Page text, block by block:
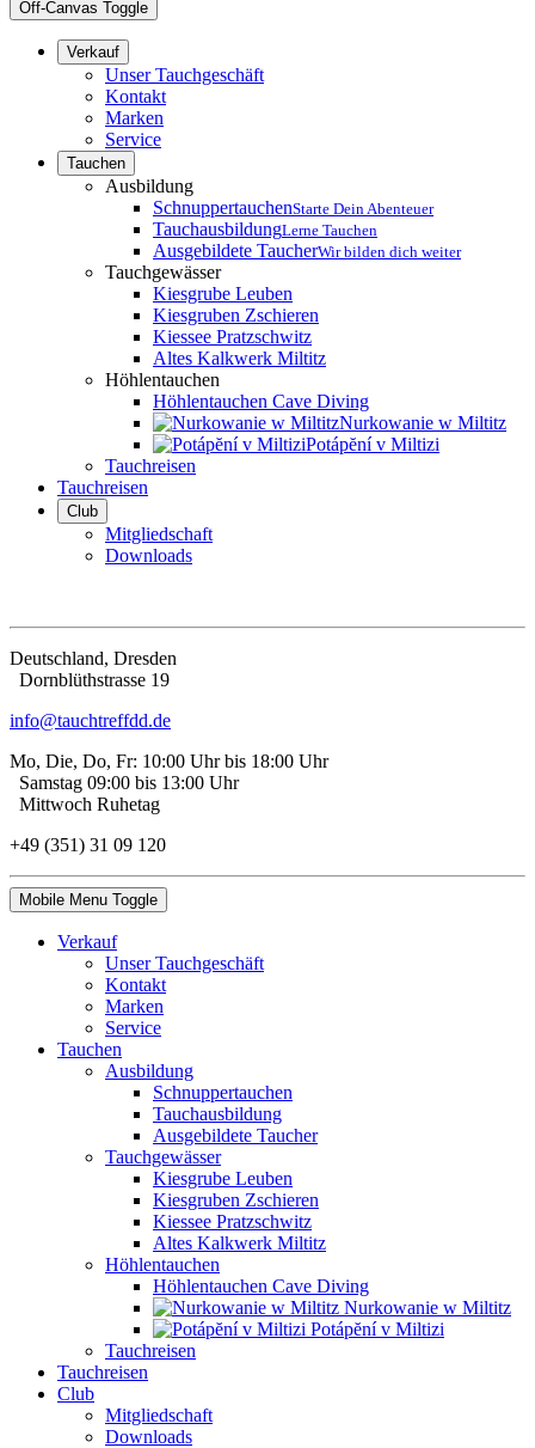
Off-Canvas Toggle
Verkauf
Unser Tauchgeschäft
Kontakt
Marken
Service
Tauchen
Ausbildung
SchnuppertauchenStarte Dein Abenteuer
TauchausbildungLerne Tauchen
Ausgebildete TaucherWir bilden dich weiter
Tauchgewässer
Kiesgrube Leuben
Kiesgruben Zschieren
Kiessee Pratzschwitz
Altes Kalkwerk Miltitz
Höhlentauchen
Höhlentauchen Cave Diving
Nurkowanie w Miltitz
Potápĕní v Miltizi
Tauchreisen
Tauchreisen
Club
Mitgliedschaft
Downloads
Deutschland, Dresden
Dorn­blüth­strasse 19
info@tauchtreffdd.de
Mo, Die, Do, Fr: 10:00 Uhr bis 18:00 Uhr
Samstag 09:00 bis 13:00 Uhr
Mittwoch Ruhetag
+49 (351) 31 09 120
Mobile Menu Toggle
Verkauf
Unser Tauchgeschäft
Kontakt
Marken
Service
Tauchen
Ausbildung
Schnuppertauchen
Tauchausbildung
Ausgebildete Taucher
Tauchgewässer
Kiesgrube Leuben
Kiesgruben Zschieren
Kiessee Pratzschwitz
Altes Kalkwerk Miltitz
Höhlentauchen
Höhlentauchen Cave Diving
Nurkowanie w Miltitz
Potápĕní v Miltizi
Tauchreisen
Tauchreisen
Club
Mitgliedschaft
Downloads